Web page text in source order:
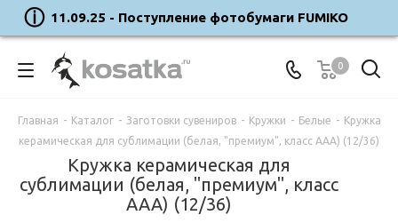
11.09.25 - Поступление фотобумаги FUMIKO
0
Главная - Каталог - Заготовки сувениров - Кружки - Белые - Кружка
керамическая для сублимации (белая, "премиум", класс ААА) (12/36)
Кружка керамическая для
сублимации (белая, "премиум", класс
ААА) (12/36)